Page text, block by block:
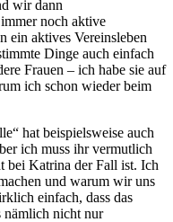
wir dann
noch aktive
ein aktives Vereinsleben
Dinge auch einfach
Frauen – ich habe sie auf
ich schon wieder beim
hat beispielsweise auch
ich muss ihr vermutlich
bei Katrina der Fall ist. Ich
und warum wir uns
einfach, dass das
nämlich nicht nur